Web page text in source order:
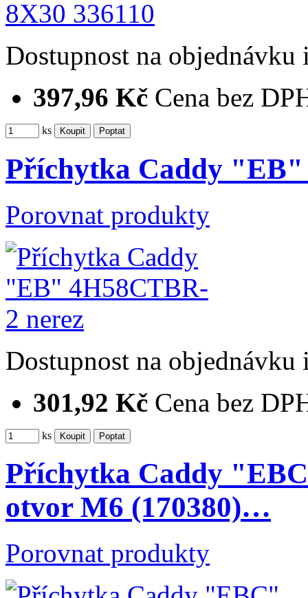
Dostupnost na objednávku
397,96 Kč Cena bez
ks
Příchytka Caddy "EB"
Porovnat produkty
Dostupnost na objednávku
301,92 Kč Cena bez
ks
Příchytka Caddy
otvor M6 (170380)…
Porovnat produkty